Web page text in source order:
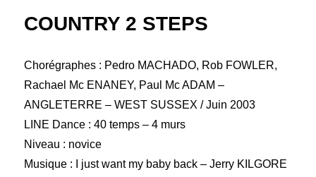
COUNTRY 2 STEPS
Chorégraphes : Pedro MACHADO, Rob FOWLER,
Rachael Mc ENANEY, Paul Mc ADAM –
ANGLETERRE – WEST SUSSEX / Juin 2003
LINE Dance : 40 temps – 4 murs
Niveau : novice
Musique : I just want my baby back – Jerry KILGORE